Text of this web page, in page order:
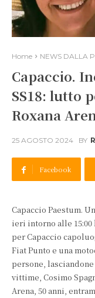
Home NEWS DALLA
Capaccio.
SS18: lutto
Roxana
25 AGOSTO 2024 BY
Facebook
Capaccio Paestum.
ieri intorno alle
per Capaccio
Fiat Punto e una
persone,
vittime, Cosimo
Arena, 50 anni,